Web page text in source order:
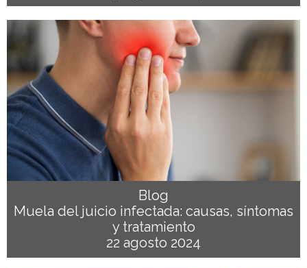
Blog
Muela del juicio infectada: causas, síntomas
y tratamiento
22 agosto 2024